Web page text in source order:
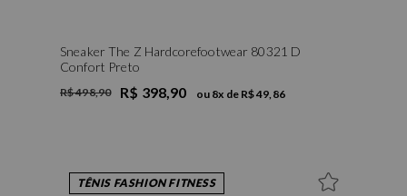
Sneaker The Z Hardcorefootwear 80321 D
Confort Preto
R$ 498,90 R$ 398,90 ou 8x de R$ 49,86
TÊNIS FASHION FITNESS